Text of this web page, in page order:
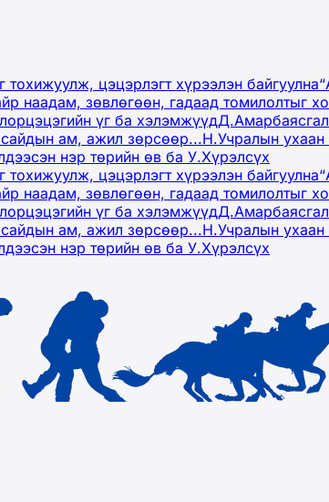
цэцэрлэгт хүрээлэн байгуулна
наадам, зөвлөгөөн, гадаад томилолтыг
үг ба хэлэмжүүд
ам, ажил зөрсөөр...Н.Учралын
нэр төрийн өв ба У.Хүрэлсүх
цэцэрлэгт хүрээлэн байгуулна
наадам, зөвлөгөөн, гадаад томилолтыг
үг ба хэлэмжүүд
ам, ажил зөрсөөр...Н.Учралын
нэр төрийн өв ба У.Хүрэлсүх